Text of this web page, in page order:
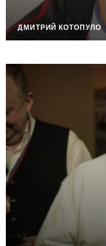
ДМИТРИЙ КОТОПУЛО